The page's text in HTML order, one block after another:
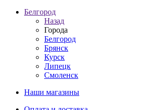
Белгород
Назад
Города
Белгород
Брянск
Курск
Липецк
Смоленск
Наши магазины